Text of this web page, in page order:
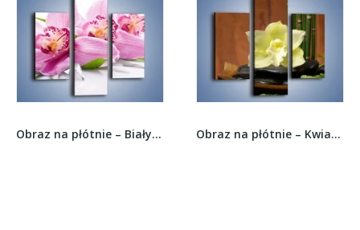
Obraz na płótnie – Biały kwiatowy stół –... Obraz na płótnie – Kwiat na liściach paproci –...